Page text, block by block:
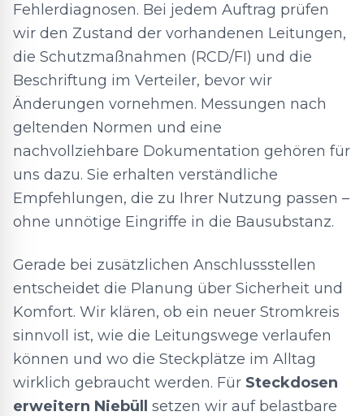
Fehlerdiagnosen. Bei jedem Auftrag prüfen
wir den Zustand der vorhandenen Leitungen,
die Schutzmaßnahmen (RCD/FI) und die
Beschriftung im Verteiler, bevor wir
Änderungen vornehmen. Messungen nach
geltenden Normen und eine
nachvollziehbare Dokumentation gehören für
uns dazu. Sie erhalten verständliche
Empfehlungen, die zu Ihrer Nutzung passen –
ohne unnötige Eingriffe in die Bausubstanz.
Gerade bei zusätzlichen Anschlussstellen
entscheidet die Planung über Sicherheit und
Komfort. Wir klären, ob ein neuer Stromkreis
sinnvoll ist, wie die Leitungswege verlaufen
können und wo die Steckplätze im Alltag
wirklich gebraucht werden. Für Steckdosen
erweitern Niebüll
setzen wir auf belastbare